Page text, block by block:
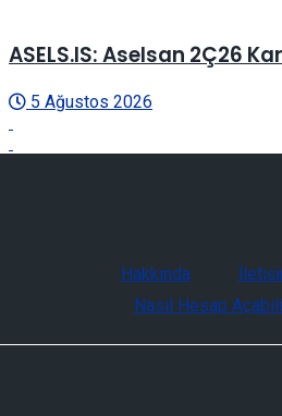
ASELS.IS: Aselsan 2Ç26
5 Ağustos 2026
Hakkında
Nasıl Hesap